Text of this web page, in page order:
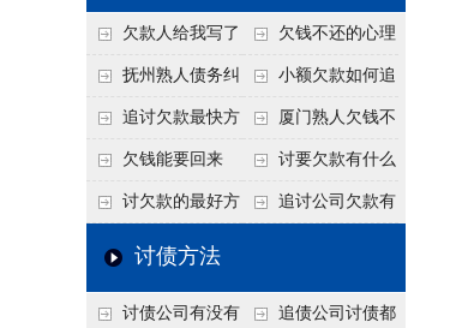
施压，立马主动结清 死账变活
欠款人给我写了
还款计划书有用吗？
书面承诺的法律效力
欠钱不还的心理
是什么？读懂欠款人
的心态催收事半功倍
抚州熟人债务纠
纷咋办？这一招好开
口
小额欠款如何追
讨
追讨欠款最快方
法是什么？
厦门熟人欠钱不
还？2026年合法秘
籍！
欠钱能要回来
吗？
讨要欠款有什么
好办法
讨欠款的最好方 追讨公司欠款有
讨债方法
讨债公司有没有 追债公司讨债都